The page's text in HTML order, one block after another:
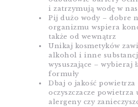
i zatrzymują wodę w
Pij dużo wody – dobre
organizmu wspiera
także od wewnątrz​
Unikaj kosmetyków
alkohol i inne
wysuszające – wybieraj
formuły
Dbaj o jakość powietrza
oczyszczacze powietrza
alergeny czy